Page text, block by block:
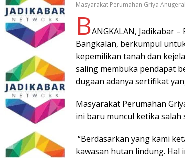
Masyarakat Perumahan Griya
BANGKALAN, Jadikabar
Bangkalan, berkumpul
kepemilikan tanah dan
saling membuka pendapat
dugaan adanya sertifikat
Masyarakat Perumahan
ini baru muncul ketika
“Berdasarkan yang kami
kawasan hutan lindung. Hal